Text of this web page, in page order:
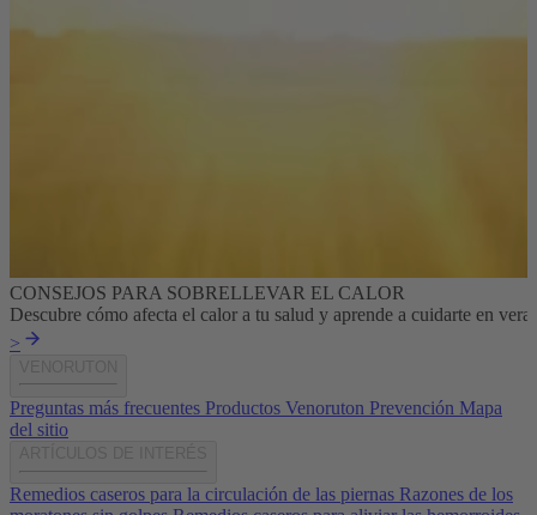
CONSEJOS PARA SOBRELLEVAR EL CALOR
Descubre cómo afecta el calor a tu salud y aprende a cuidarte en
>
Preguntas más frecuentes Productos Venoruton Prevención Mapa
del sitio
Remedios caseros para la circulación de las piernas Razones de los